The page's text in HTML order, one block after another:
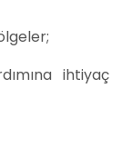
ihtiyaç